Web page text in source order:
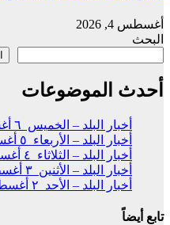
أغسطس 4, 2026
البحث
أحدث الموضوعات
أخبار البلد – الخميس ٦ أغسطس ٢٠٢٦م
أخبار البلد – الأربعاء ٥ أغسطس ٢٠٢٦م
أخبار البلد – الثلاثاء ٤ أغسطس ٢٠٢٦م
أخبار البلد – الأثنين ٣ أغسطس ٢٠٢٦م
أخبار البلد – الأحد ٢ أغسطس ٢٠٢٦م
تابع أيضاً